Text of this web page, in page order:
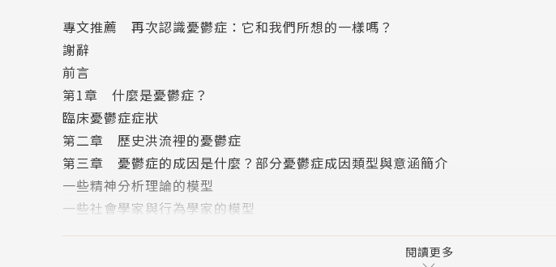
在擊退憂鬱症的戰役中，這本書是決定性的武器。
——魯絲‧拉佛利（Ruth Lavery），《依賴》期刊（Depend）
咬牙硬撐，是憂鬱症的病因。
在這本改變數十萬憂鬱症患者人生的經典暢銷書裡，坎托佛醫生要糾正你對憂鬱症
罹患憂鬱症的你，是堅強的人。在面對困境時，你從不輕言放棄。但過大的壓力
症，症狀為喪失精力、欲望、自信、希望。
只要遵照醫囑服藥，大腦的化學傳導物質濃度必定會恢復正常，但請你要有耐心
憂鬱症是改變自己思考方式的機會：你必須重視自己的需要，放手讓別人負起他
專文推薦 再次認識憂鬱症：它和我們所想的一樣嗎？
謝辭
前言
第1章 什麼是憂鬱症？
臨床憂鬱症症狀
第二章 歷史洪流裡的憂鬱症
第三章 憂鬱症的成因是什麼？部分憂鬱症成因類型與意涵簡介
一些精神分析理論的模型
一些社會學家與行為學家的模型
閱讀更多